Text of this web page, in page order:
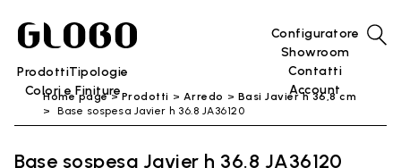
ProdottiTipologie
Colori e Finiture
Configuratore
Showroom
Contatti
Account
Home page Prodotti Arredo
Basi Javier h 36,8 cm
Base sospesa Javier h 36.8 JA36120
Base sospesa Javier h 36.8 JA36120